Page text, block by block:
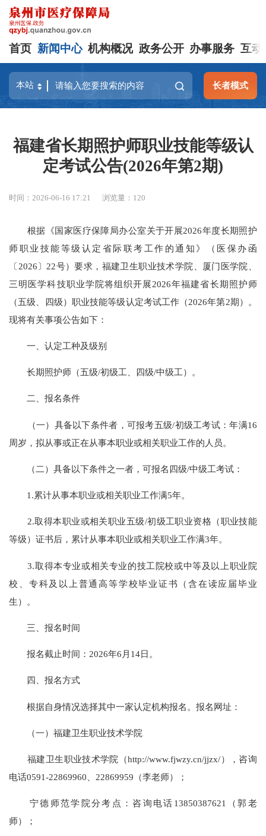
首页 新闻中心 机构概况 政务公开 办事服务 互动
长者模式
福建省长期照护师职业技能等级认
定考试公告(2026年第2期)
时间：2026-06-16 17:21 浏览量： 120
根据《国家医疗保障局办公室关于开展2026年度长期照护
师职业技能等级认定省际联考工作的通知》（医保办函
〔2026〕22号）要求，福建卫生职业技术学院、厦门医学院、
三明医学科技职业学院将组织开展2026年福建省长期照护师
（五级、四级）职业技能等级认定考试工作（2026年第2期）。
现将有关事项公告如下：
一、认定工种及级别
长期照护师（五级/初级工、四级/中级工）。
二、报名条件
（一）具备以下条件者，可报考五级/初级工考试：年满16
周岁，拟从事或正在从事本职业或相关职业工作的人员。
（二）具备以下条件之一者，可报名四级/中级工考试：
1.累计从事本职业或相关职业工作满5年。
2.取得本职业或相关职业五级/初级工职业资格（职业技能
等级）证书后，累计从事本职业或相关职业工作满3年。
3.取得本专业或相关专业的技工院校或中等及以上职业院
校、专科及以上普通高等学校毕业证书（含在读应届毕业
生）。
三、报名时间
报名截止时间：2026年6月14日。
四、报名方式
根据自身情况选择其中一家认定机构报名。报名网址：
（一）福建卫生职业技术学院
福建卫生职业技术学院（http://www.fjwzy.cn/jjzx/），咨询
电话0591-22869960、22869959（李老师）；
宁德师范学院分考点：咨询电话13850387621（郭老
师）；